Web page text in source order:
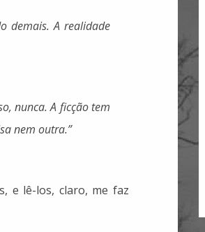
demais. A realidade
nunca. A ficção tem
nem outra.”
e lê-los, claro, me faz